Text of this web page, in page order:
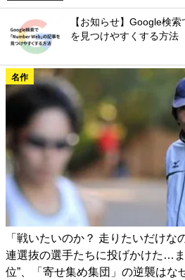
【お知らせ】Google検
を見つけやすくする方法
名作
「戦いたいのか？ 走りたいだけな
連選抜の選手たちに投げかけた…
位”、「寄せ集め集団」の逆襲はな